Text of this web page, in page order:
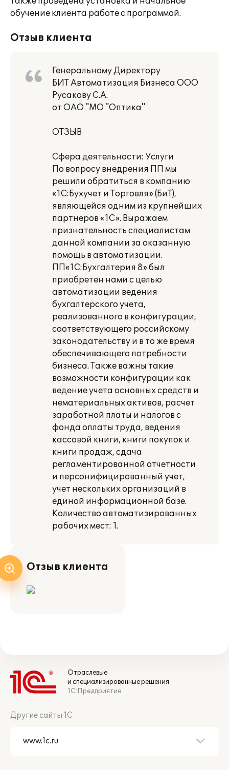
обучение клиента работе с программой.
Отзыв клиента
Генеральному Директору
БИТ Автоматизация Бизнеса ООО
Русакову С.А.
от ОАО "МО "Оптика"
ОТЗЫВ
Сфера деятельности: Услуги
По вопросу внедрения ПП мы
решили обратиться в компанию
«1С:Бухучет и Торговля» (БиТ),
являющейся одним из крупнейших
партнеров «1С». Выражаем
признательность специалистам
данной компании за оказанную
помощь в автоматизации.
ПП«1С:Бухгалтерия 8» был
приобретен нами с целью
автоматизации ведения
бухгалтерского учета,
реализованного в конфигурации,
соответствующего российскому
законодательству и в то же время
обеспечивающего потребности
бизнеса. Также важны такие
возможности конфигурации как
ведение учета основных средств и
нематериальных активов, расчет
заработной платы и налогов с
фонда оплаты труда, ведения
кассовой книги, книги покупок и
книги продаж, сдача
регламентированной отчетности
и персонифицированный учет,
учет нескольких организаций в
единой информационной базе.
Количество автоматизированных
рабочих мест: 1.
Отзыв клиента
Отраслевые
и специализированные решения
1С:Предприятие
Другие сайты 1С